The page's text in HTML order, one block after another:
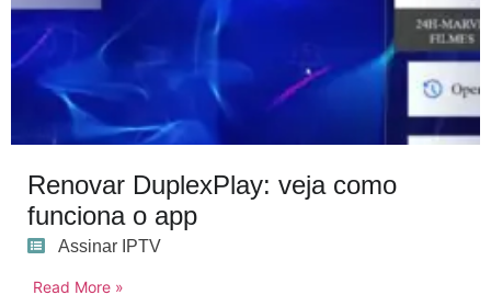
Renovar DuplexPlay: veja como
funciona o app
Assinar IPTV
Read More »